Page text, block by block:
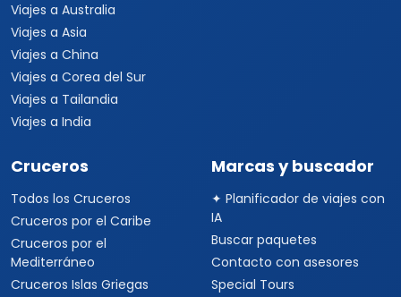
Viajes a Australia
Viajes a Asia
Viajes a China
Viajes a Corea del Sur
Viajes a Tailandia
Viajes a India
Cruceros
Todos los Cruceros
Cruceros por el Caribe
Cruceros por el
Mediterráneo
Cruceros Islas Griegas
Marcas y buscador
✦ Planificador de viajes con
IA
Buscar paquetes
Contacto con asesores
Special Tours